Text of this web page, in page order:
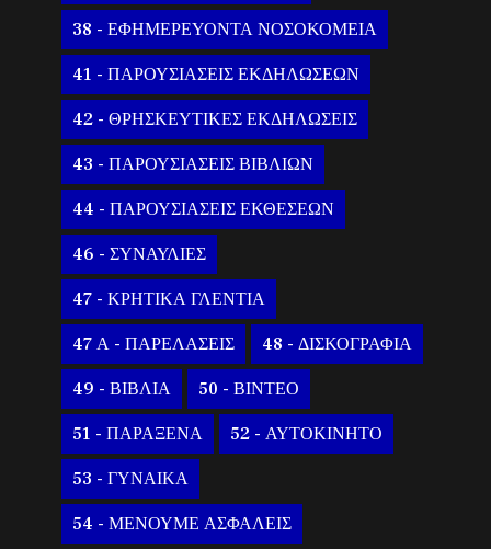
38 - ΕΦΗΜΕΡΕΥΟΝΤΑ ΝΟΣΟΚΟΜΕΙΑ
41 - ΠΑΡΟΥΣΙΑΣΕΙΣ ΕΚΔΗΛΩΣΕΩΝ
42 - ΘΡΗΣΚΕΥΤΙΚΕΣ ΕΚΔΗΛΩΣΕΙΣ
43 - ΠΑΡΟΥΣΙΑΣΕΙΣ ΒΙΒΛΙΩΝ
44 - ΠΑΡΟΥΣΙΑΣΕΙΣ ΕΚΘΕΣΕΩΝ
46 - ΣΥΝΑΥΛΙΕΣ
47 - ΚΡΗΤΙΚΑ ΓΛΕΝΤΙΑ
47 Α - ΠΑΡΕΛΑΣΕΙΣ 48 - ΔΙΣΚΟΓΡΑΦΙΑ
49 - ΒΙΒΛΙΑ 50 - ΒΙΝΤΕΟ
51 - ΠΑΡΑΞΕΝΑ 52 - ΑΥΤΟΚΙΝΗΤΟ
53 - ΓΥΝΑΙΚΑ
54 - ΜΕΝΟΥΜΕ ΑΣΦΑΛΕΙΣ